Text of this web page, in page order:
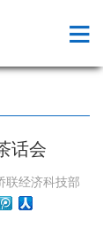
话会
经济科技部